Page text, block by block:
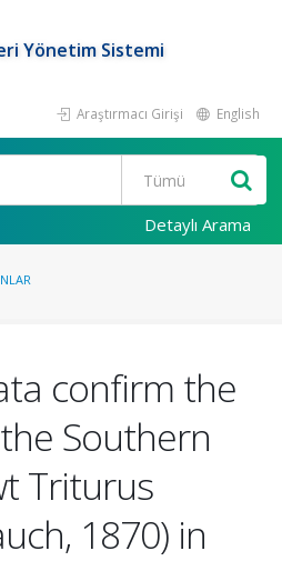
Yönetim Sistemi
Araştırmacı Girişi English
Detaylı Arama
confirm the
Southern
Triturus
1870) in